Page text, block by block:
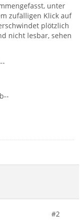
unter
zufälligen Klick auf
plötzlich
nicht lesbar, sehen
#2